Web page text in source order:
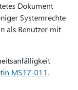
Dokument
Systemrechte
als Benutzer mit
MS17-011.